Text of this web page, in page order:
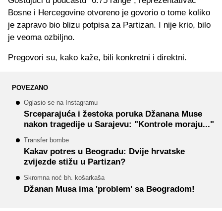
Bosne i Hercegovine otvoreno je govorio o tome koliko
je zapravo bio blizu potpisa za Partizan. I nije krio, bilo
je veoma ozbiljno.
Pregovori su, kako kaže, bili konkretni i direktni.
POVEZANO
Oglasio se na Instagramu
Srceparajuća i žestoka poruka Džanana Muse
nakon tragedije u Sarajevu: "Kontrole moraju..."
Transfer bombe
Kakav potres u Beogradu: Dvije hrvatske
zvijezde stižu u Partizan?
Skromna noć bh. košarkaša
Džanan Musa ima 'problem' sa Beogradom!